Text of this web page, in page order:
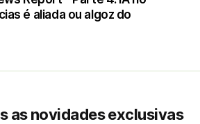
é aliada ou algoz do
as novidades exclusivas